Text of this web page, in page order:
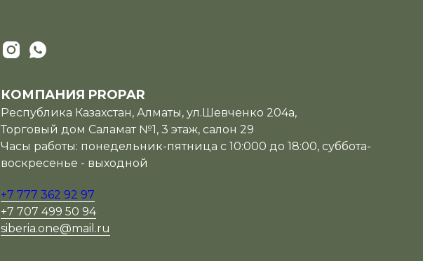
КОМПАНИЯ PROPAR
Республика Казахстан, Алматы, ул.Шевченко 204а,
Торговый дом Саламат №1, 3 этаж, салон 29
Часы работы: понедельник-пятница с 10:000 до 18:00, суббота-
воскресенье - выходной
+7 777 362 92 97
+7 707 499 50 94
siberia.one@mail.ru